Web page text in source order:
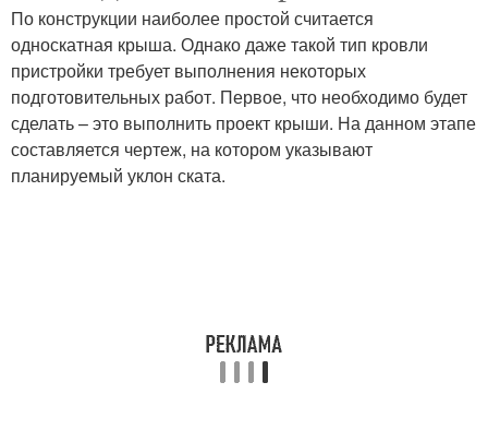
По конструкции наиболее простой считается
односкатная крыша. Однако даже такой тип кровли
пристройки требует выполнения некоторых
подготовительных работ. Первое, что необходимо будет
сделать – это выполнить проект крыши. На данном этапе
составляется чертеж, на котором указывают
планируемый уклон ската.